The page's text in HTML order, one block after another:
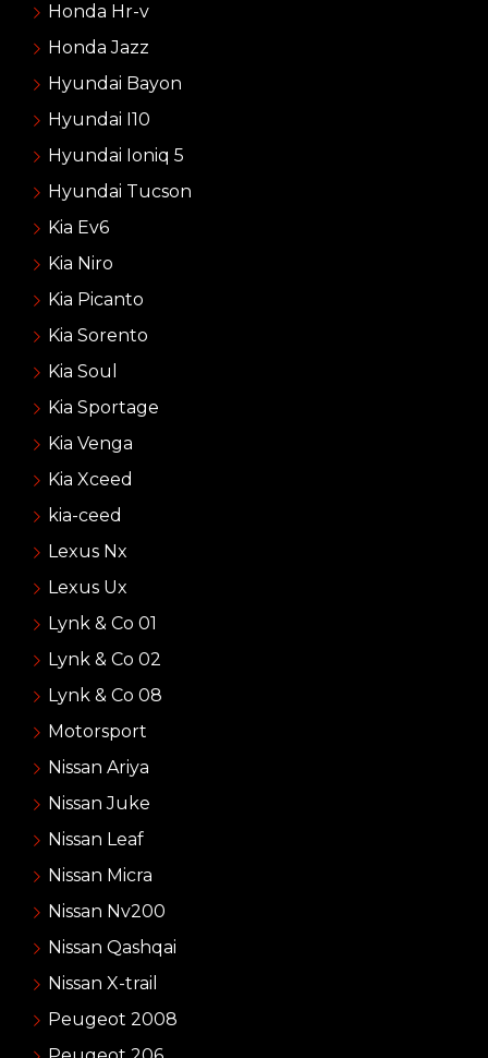
Honda Hr-v
Honda Jazz
Hyundai Bayon
Hyundai I10
Hyundai Ioniq 5
Hyundai Tucson
Kia Ev6
Kia Niro
Kia Picanto
Kia Sorento
Kia Soul
Kia Sportage
Kia Venga
Kia Xceed
kia-ceed
Lexus Nx
Lexus Ux
Lynk & Co 01
Lynk & Co 02
Lynk & Co 08
Motorsport
Nissan Ariya
Nissan Juke
Nissan Leaf
Nissan Micra
Nissan Nv200
Nissan Qashqai
Nissan X-trail
Peugeot 2008